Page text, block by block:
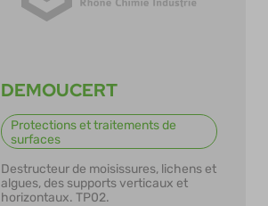
DEMOUCERT
Protections et traitements de
surfaces
Destructeur de moisissures, lichens et
algues, des supports verticaux et
horizontaux. TP02.